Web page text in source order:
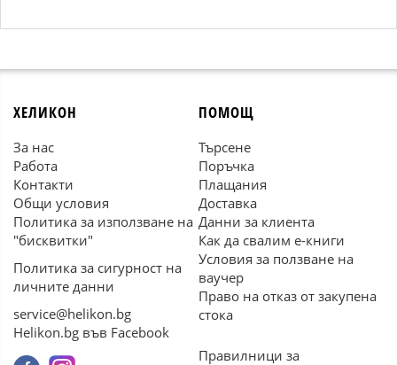
ХЕЛИКОН
За нас
Работа
Контакти
Общи условия
Политика за използване на
"бисквитки"
Политика за сигурност на
личните данни
service@helikon.bg
Helikon.bg във Facebook
ПОМОЩ
Търсене
Поръчка
Плащания
Доставка
Данни за клиента
Как да свалим е-книги
Условия за ползване на
ваучер
Право на отказ от закупена
стока
Правилници за